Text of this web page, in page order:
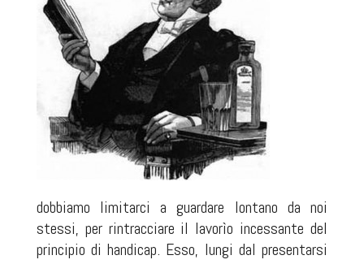
dobbiamo limitarci a guardare lontano da noi
stessi, per rintracciare il lavorìo incessante del
principio di handicap. Esso, lungi dal presentarsi